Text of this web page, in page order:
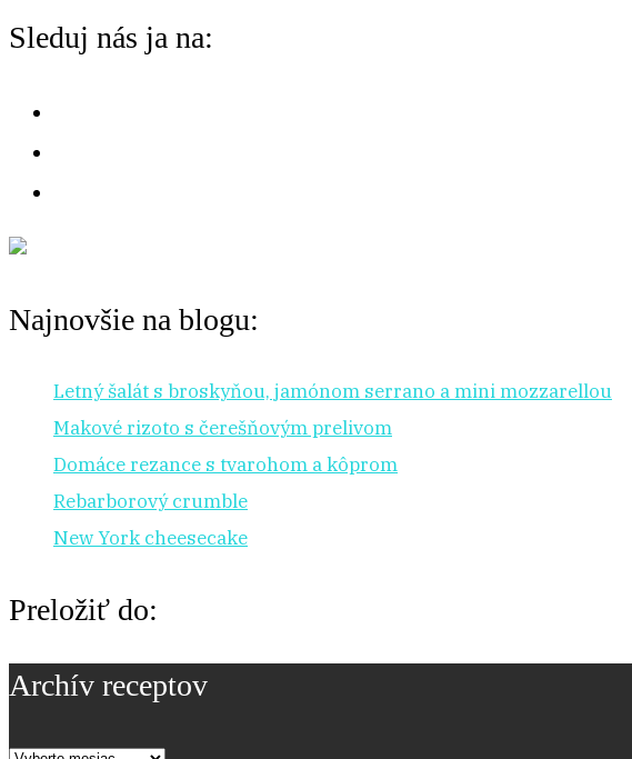
o
na:
Sleduj nás ja na:
Najnovšie na blogu:
Letný šalát s broskyňou, jamónom serrano a mini mozzarellou
Makové rizoto s čerešňovým prelivom
Domáce rezance s tvarohom a kôprom
Rebarborový crumble
New York cheesecake
Preložiť do:
Archív receptov